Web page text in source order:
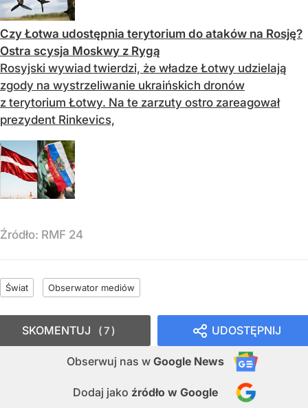
Czy Łotwa udostępnia terytorium do ataków na Rosję?
Ostra scysja Moskwy z Rygą
Rosyjski wywiad twierdzi, że władze Łotwy udzielają
zgody na wystrzeliwanie ukraińskich dronów
z terytorium Łotwy. Na te zarzuty ostro zareagował
prezydent Rinkevics,
Źródło: RMF 24
Świat Obserwator mediów
UDOSTĘPNIJ
Obserwuj nas w Google News
Dodaj jako źródło w Google
SKOMENTUJ 7